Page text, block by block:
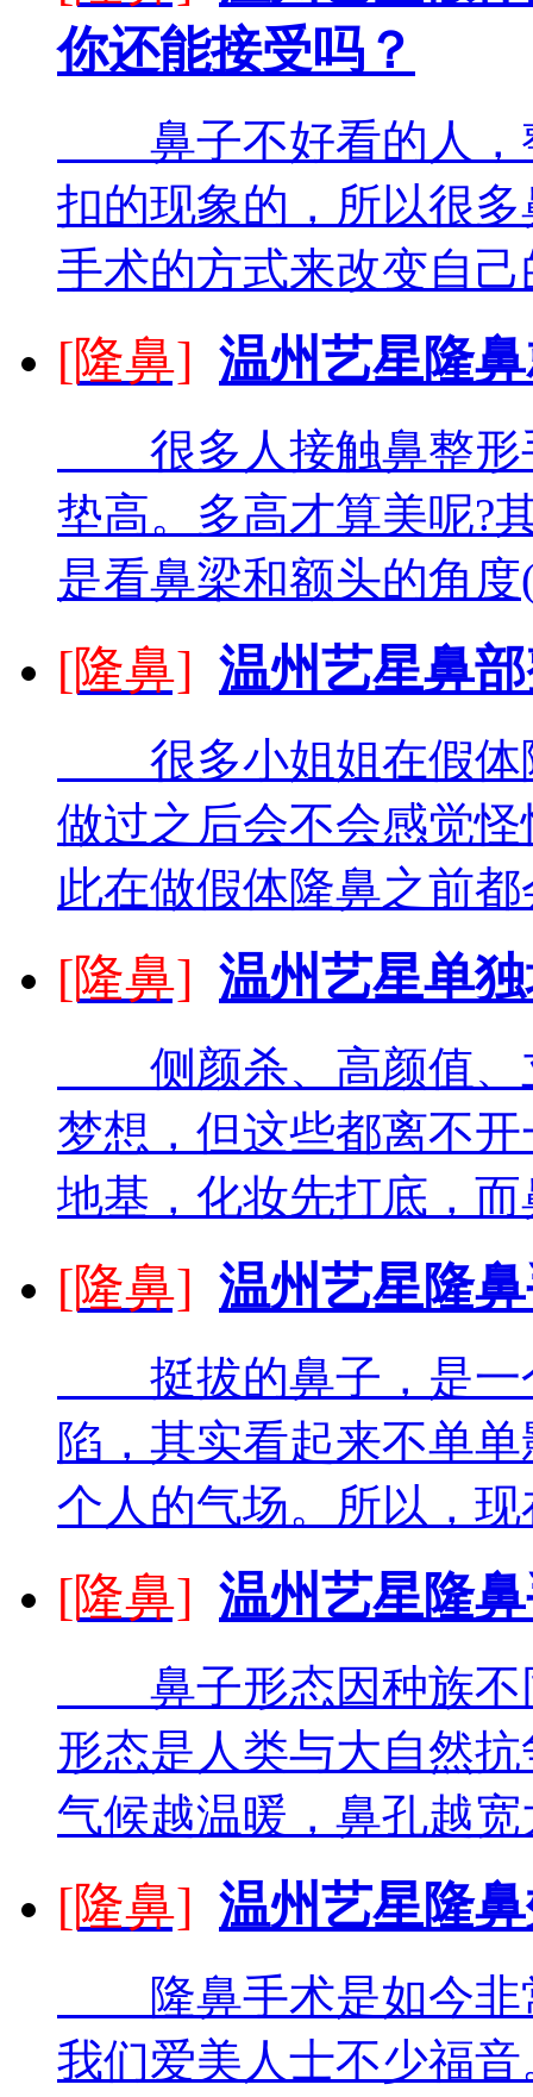
你还能接受吗？
鼻子不好看的人，
扣的现象的，所以很
手术的方式来改变自
[隆鼻] 温州艺星隆
很多人接触鼻整形
垫高。多高才算美呢?
是看鼻梁和额头的角
[隆鼻] 温州艺星鼻
很多小姐姐在假体
做过之后会不会感觉
此在做假体隆鼻之前
[隆鼻] 温州艺星单
侧颜杀、高颜值、
梦想，但这些都离不
地基，化妆先打底，
[隆鼻] 温州艺星隆
挺拔的鼻子，是一
陷，其实看起来不单
个人的气场。所以，
[隆鼻] 温州艺星隆
鼻子形态因种族不
形态是人类与大自然
气候越温暖，鼻孔越
[隆鼻] 温州艺星隆
隆鼻手术是如今非
我们爱美人士不少福